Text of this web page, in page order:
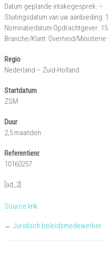
Datum geplande intakegesprek: –
Sluitingsdatum van uw aanbieding:
Nominatiedatum Opdrachtgever:
Branche/Klant: Overheid/
Regio
Nederland – Zuid-Holland
Startdatum
ZSM
Duur
2,5 maanden
Referentienr.
10160257
[ad_2]
Source link
← Juridisch beleidsmedewerker